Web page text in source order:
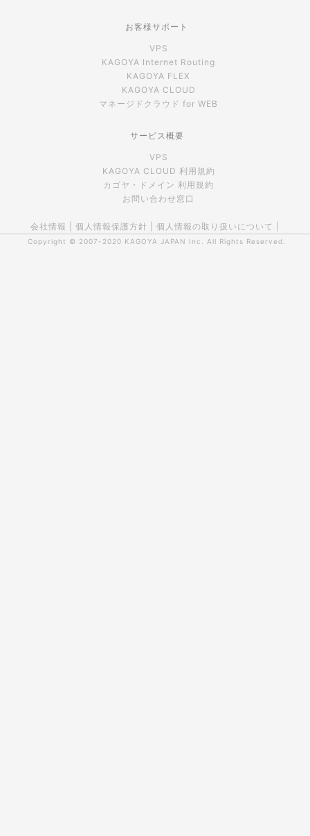
お客様サポート
VPS
KAGOYA Internet Routing
KAGOYA FLEX
KAGOYA CLOUD
マネージドクラウド for WEB
サービス概要
VPS
KAGOYA CLOUD 利用規約
カゴヤ・ドメイン 利用規約
お問い合わせ窓口
会社情報 個人情報保護方針 個人情報の取り扱いについて
Copyright © 2007-2020 KAGOYA JAPAN Inc. All Rights Reserved.